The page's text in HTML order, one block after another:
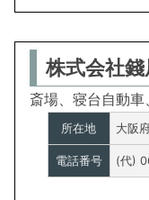
株式会社
斎場、寝台自動
所在地 大阪
電話番号 (代)